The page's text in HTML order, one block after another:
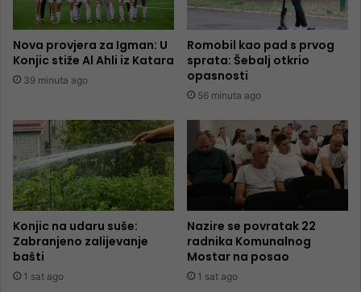
Nova provjera za Igman: U
Konjic stiže Al Ahli iz Katara
39 minuta ago
Romobil kao pad s prvog
sprata: Šebalj otkrio
opasnosti
56 minuta ago
Konjic na udaru suše:
Zabranjeno zalijevanje
bašti
1 sat ago
Nazire se povratak 22
radnika Komunalnog
Mostar na posao
1 sat ago